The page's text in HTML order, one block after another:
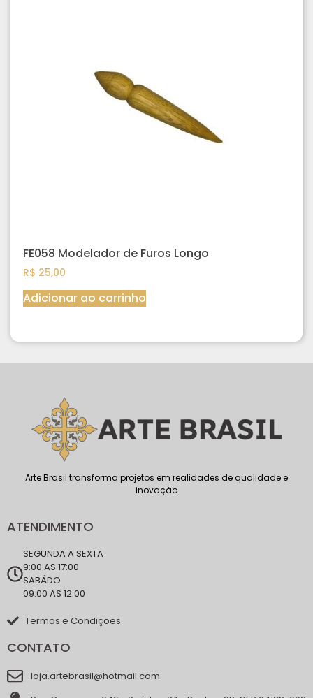
FE058 Modelador de Furos Longo
R$ 25,00
Adicionar ao carrinho
Arte Brasil transforma projetos em realidades de qualidade e
inovação
ATENDIMENTO
SEGUNDA A SEXTA
9:00 AS 17:00
SABÁDO
09:00 AS 12:00
Termos e Condições
CONTATO
loja.artebrasil@hotmail.com